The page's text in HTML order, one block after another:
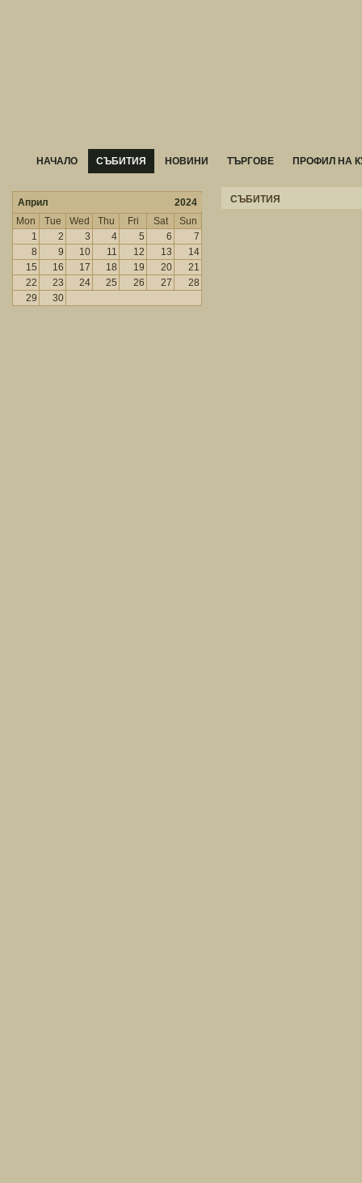
НАЧАЛО СЪБИТИЯ НОВИНИ ТЪРГОВЕ ПРОФИЛ НА
Април
2024
Mon
Tue Wed Thu Fri Sat
Sun
1
2 3 4 5 6
7
8
9 10 11 12 13
14
15
16 17 18 19 20
21
22
23 24 25 26 27
28
29
30
СЪБИТИЯ